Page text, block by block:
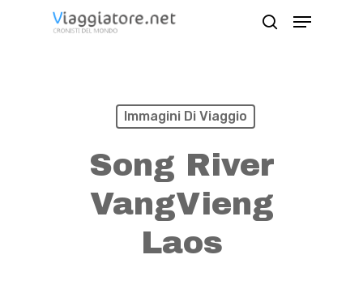
Menu
Immagini Di Viaggio
Song River
VangVieng
Laos